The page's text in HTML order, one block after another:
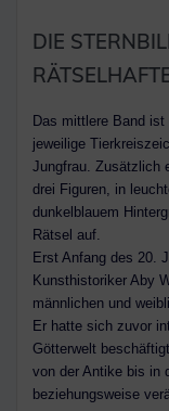
DIE
Das mittlere Band
jeweilige
Jungfrau. Zusätzlich
drei Figuren, in
dunkelblauem
Rätsel auf.
Erst Anfang des 20.
Kunsthistoriker Aby
männlichen und
Er hatte sich zuvor
Götterwelt
von der Antike bis in
beziehungsweise